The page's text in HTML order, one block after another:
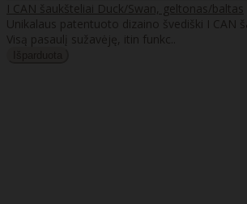
I CAN šaukšteliai Duck/Swan, geltonas/baltas
Unikalaus patentuoto dizaino švediški I CAN
Visą pasaulį sužavėję, itin funkc..